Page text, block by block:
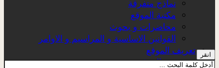
نماذج متفرقة
مكتبة الموقع
محاضرات و بحوث
القوانين الاساسية و المراسيم و الاوامر
تعريف الموقع
عن الموقع
انقر